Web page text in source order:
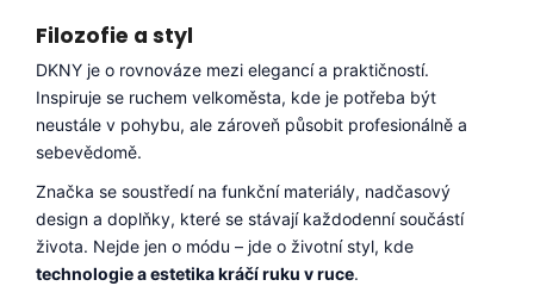
Filozofie a styl
DKNY je o rovnováze mezi elegancí a praktičností.
Inspiruje se ruchem velkoměsta, kde je potřeba být
neustále v pohybu, ale zároveň působit profesionálně a
sebevědomě.
Značka se soustředí na funkční materiály, nadčasový
design a doplňky, které se stávají každodenní součástí
života. Nejde jen o módu – jde o životní styl, kde
technologie a estetika kráčí ruku v ruce.
46MM,
(STAV
A)
10
990
Kč
Původně:
16
990
Kč